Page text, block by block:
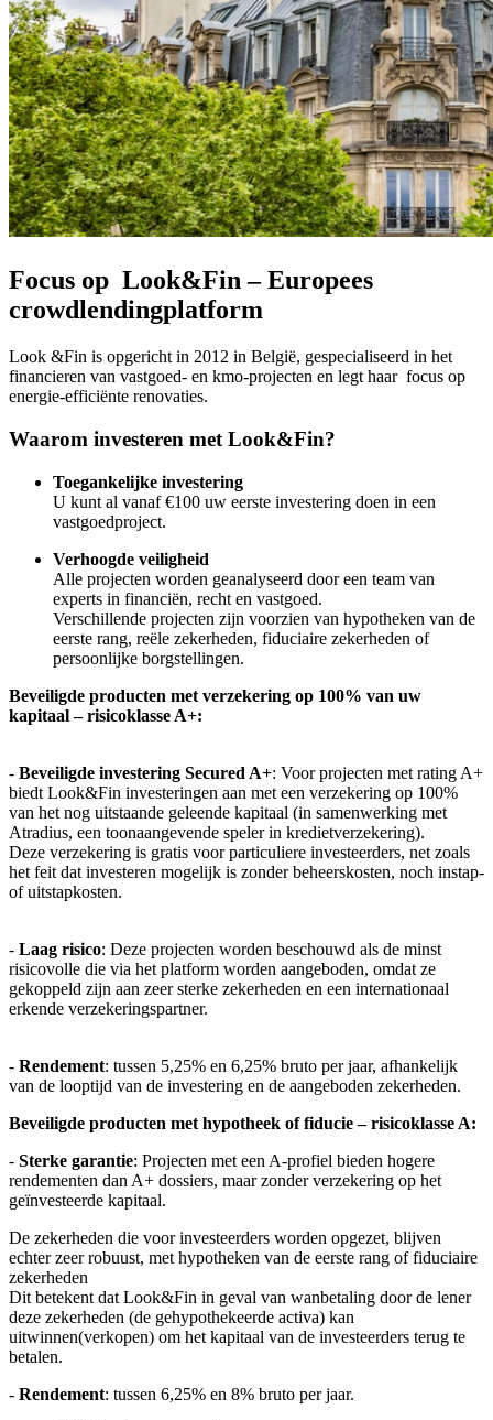
Focus op Look&Fin – Europees
crowdlendingplatform
Look &Fin is opgericht in 2012 in België, gespecialiseerd in het
financieren van vastgoed- en kmo-projecten en legt haar focus op
energie-efficiënte renovaties.
Waarom investeren met Look&Fin?
Toegankelijke investering
U kunt al vanaf €100 uw eerste investering doen in een
vastgoedproject.
Verhoogde veiligheid
Alle projecten worden geanalyseerd door een team van
experts in financiën, recht en vastgoed.
Verschillende projecten zijn voorzien van hypotheken van de
eerste rang, reële zekerheden, fiduciaire zekerheden of
persoonlijke borgstellingen.
Beveiligde producten met verzekering op 100% van uw
kapitaal – risicoklasse A+:
- Beveiligde investering Secured A+: Voor projecten met rating A+
biedt Look&Fin investeringen aan met een verzekering op 100%
van het nog uitstaande geleende kapitaal (in samenwerking met
Atradius, een toonaangevende speler in kredietverzekering).
Deze verzekering is gratis voor particuliere investeerders, net zoals
het feit dat investeren mogelijk is zonder beheerskosten, noch instap-
of uitstapkosten.
- Laag risico: Deze projecten worden beschouwd als de minst
risicovolle die via het platform worden aangeboden, omdat ze
gekoppeld zijn aan zeer sterke zekerheden en een internationaal
erkende verzekeringspartner.
- Rendement: tussen 5,25% en 6,25% bruto per jaar, afhankelijk
van de looptijd van de investering en de aangeboden zekerheden.
Beveiligde producten met hypotheek of fiducie – risicoklasse A:
- Sterke garantie: Projecten met een A-profiel bieden hogere
rendementen dan A+ dossiers, maar zonder verzekering op het
geïnvesteerde kapitaal.
De zekerheden die voor investeerders worden opgezet, blijven
echter zeer robuust, met hypotheken van de eerste rang of fiduciaire
zekerheden
Dit betekent dat Look&Fin in geval van wanbetaling door de lener
deze zekerheden (de gehypothekeerde activa) kan
uitwinnen(verkopen) om het kapitaal van de investeerders terug te
betalen.
- Rendement: tussen 6,25% en 8% bruto per jaar.